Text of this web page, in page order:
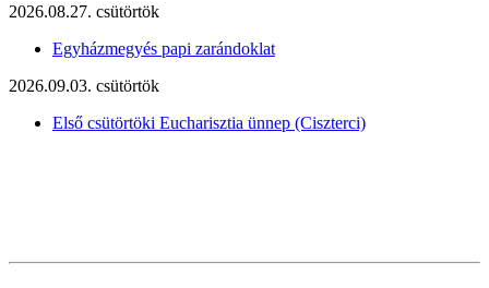
2026.08.27. csütörtök
Egyházmegyés papi zarándoklat
2026.09.03. csütörtök
Első csütörtöki Eucharisztia ünnep (Ciszterci)